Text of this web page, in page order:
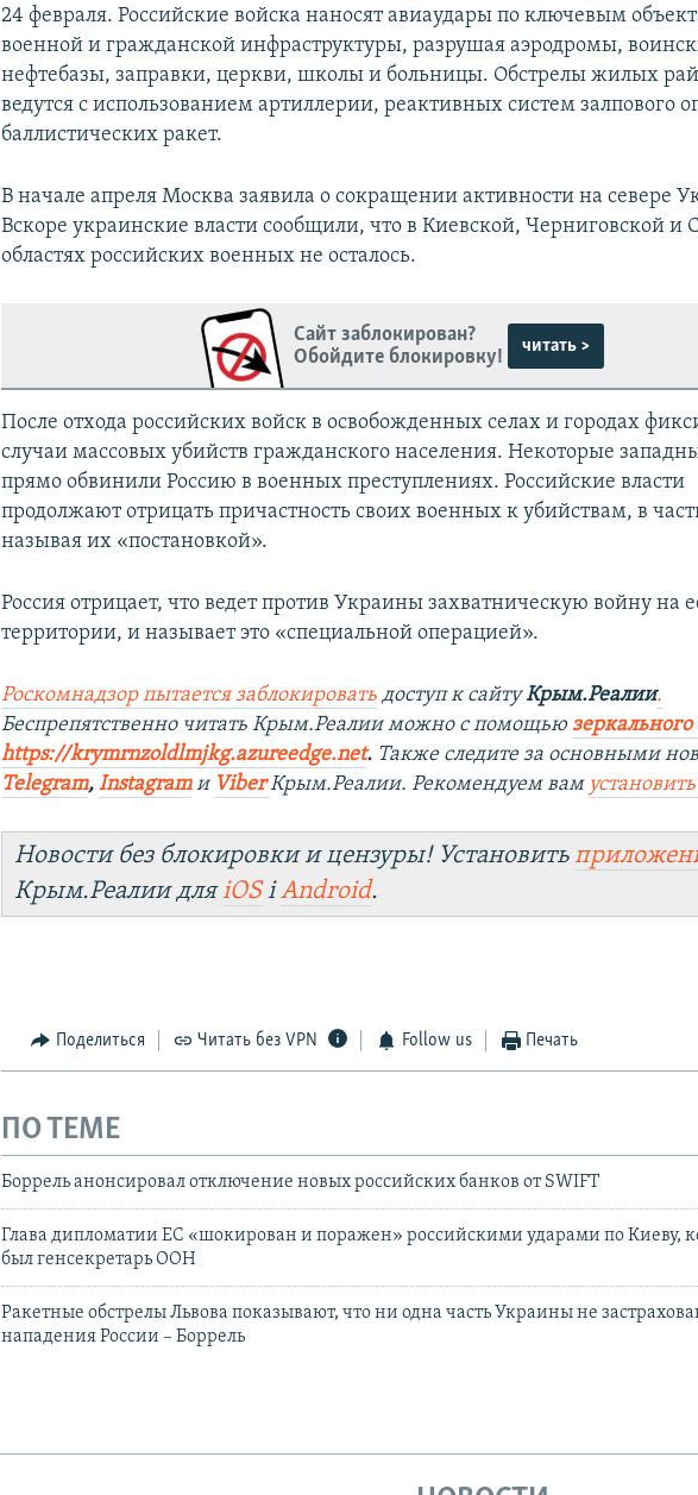
24 февраля. Российские войска наносят авиаудары по ключевым
военной и гражданской инфраструктуры, разрушая аэродромы,
нефтебазы, заправки, церкви, школы и больницы. Обстрелы жилых
ведутся с использованием артиллерии, реактивных систем залпового
баллистических ракет.
В начале апреля Москва заявила о сокращении активности на севере
Вскоре украинские власти сообщили, что в Киевской, Черниговской и
областях российских военных не осталось.
Сайт заблокирован?
Обойдите блокировку!
читать >
После отхода российских войск в освобожденных селах и городах
случаи массовых убийств гражданского населения. Некоторые
прямо обвинили Россию в военных преступлениях. Российские власти
продолжают отрицать причастность своих военных к убийствам, в
называя их «постановкой».
Россия отрицает, что ведет против Украины захватническую войну на
территории, и называет это «специальной операцией».
Роскомнадзор пытается заблокировать доступ к сайту Крым.Реалии.
Беспрепятственно читать Крым.Реалии можно с помощьюзеркального
https://krymrnzoldlmjkg.azureedge.net. Также следите за основными
Telegram, Instagram и ViberКрым.Реалии. Рекомендуем вам установить
Новости без блокировки и цензуры! Установить
Крым.Реалии дляiOSіAndroid.
Поделиться Читать без VPN Follow us Печать
ПО ТЕМЕ
Боррель анонсировал отключение новых российских банков от SWIFT
Глава дипломатии ЕС «шокирован и поражен» российскими ударами по Киеву,
был генсекретарь ООН
Ракетные обстрелы Львова показывают, что ни одна часть Украины не
нападения России – Боррель